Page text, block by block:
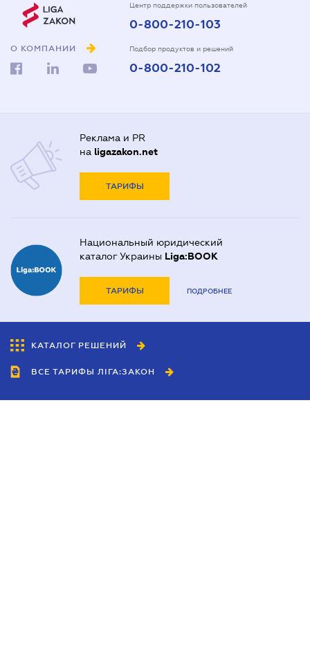
О КОМПАНИИ
Центр поддержки пользователей
0-800-210-103
Подбор продуктов и решений
0-800-210-102
Реклама и PR
на ligazakon.net
ТАРИФЫ
Национальный юридический
каталог Украины Liga:BOOK
ТАРИФЫ ПОДРОБНЕЕ
КАТАЛОГ РЕШЕНИЙ
ВСЕ ТАРИФЫ ЛІГА:ЗАКОН